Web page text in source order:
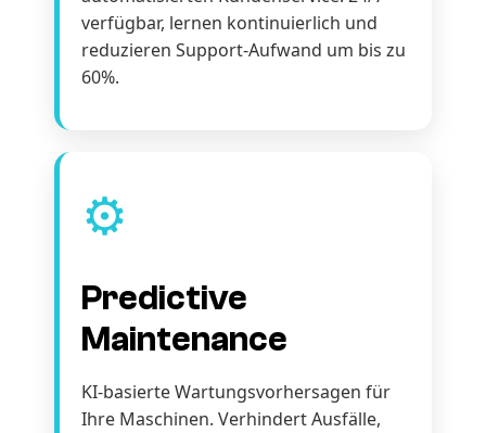
verfügbar, lernen kontinuierlich und
reduzieren Support-Aufwand um bis zu
60%.
⚙️
Predictive
Maintenance
KI-basierte Wartungsvorhersagen für
Ihre Maschinen. Verhindert Ausfälle,